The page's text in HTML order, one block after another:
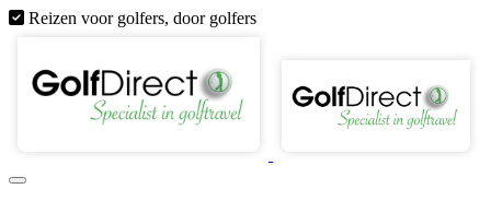
Reizen voor golfers, door golfers